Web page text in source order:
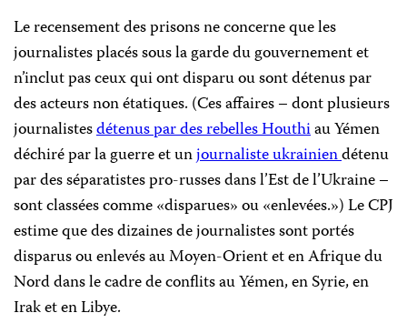
Le recensement des prisons ne concerne que les
journalistes placés sous la garde du gouvernement et
n’inclut pas ceux qui ont disparu ou sont détenus par
des acteurs non étatiques. (Ces affaires – dont plusieurs
journalistesdétenus par des rebelles Houthiau Yémen
déchiré par la guerre et unjournaliste ukrainiendétenu
par des séparatistes pro-russes dans l’Est de l’Ukraine –
sont classées comme «disparues» ou «enlevées.») Le CPJ
estime que des dizaines de journalistes sont portés
disparus ou enlevés au Moyen-Orient et en Afrique du
Nord dans le cadre de conflits au Yémen, en Syrie, en
Irak et en Libye.